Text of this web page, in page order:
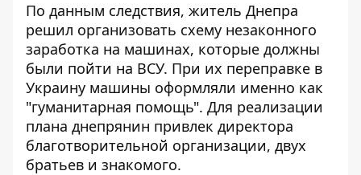
По данным следствия, житель Днепра
решил организовать схему незаконного
заработка на машинах, которые должны
были пойти на ВСУ. При их переправке в
Украину машины оформляли именно как
"гуманитарная помощь". Для реализации
плана днепрянин привлек директора
благотворительной организации, двух
братьев и знакомого.